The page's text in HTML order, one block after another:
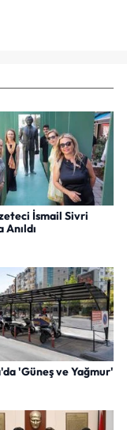
İsmail Sivri
'Güneş ve Yağmur'